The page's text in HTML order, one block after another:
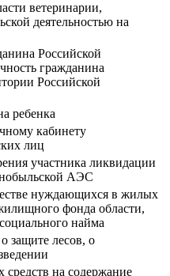
ветеринарии,
деятельностью на
Российской
гражданина
Российской
ребенка
кабинету
лиц
участника ликвидации
АЭС
нуждающихся в жилых
фонда области,
найма
защите лесов, о
на содержание